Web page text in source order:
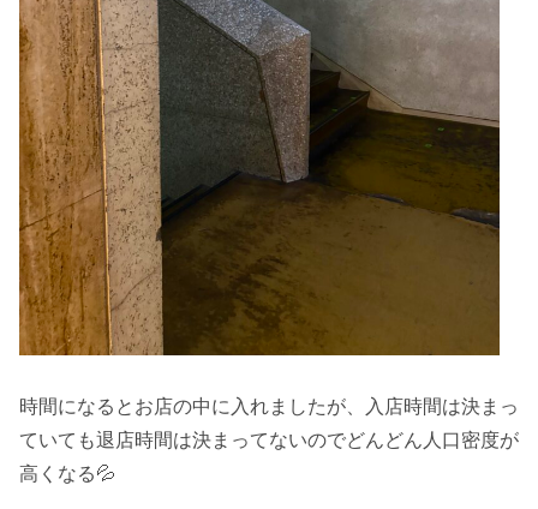
時間になるとお店の中に入れましたが、入店時間は決まっ
ていても退店時間は決まってないのでどんどん人口密度が
高くなる💦